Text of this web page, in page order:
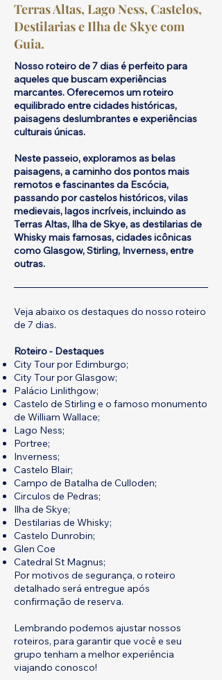
Terras Altas, Lago Ness, Castelos,
Destilarias e Ilha de Skye com
Guia.
Nosso roteiro de 7 dias é perfeito para
aqueles que buscam experiências
marcantes. Oferecemos um roteiro
equilibrado entre cidades históricas,
paisagens deslumbrantes e experiências
culturais únicas.
Neste passeio, exploramos as belas
paisagens, a caminho dos pontos mais
remotos e fascinantes da Escócia,
passando por castelos históricos, vilas
medievais, lagos incríveis, incluindo as
Terras Altas, Ilha de Skye, as destilarias de
Whisky mais famosas, cidades icônicas
como Glasgow, Stirling, Inverness, entre
outras.
Veja abaixo os destaques do nosso roteiro
de 7 dias.
Roteiro - Destaques
City Tour por Edimburgo;
City Tour por Glasgow;
Palácio Linlithgow;
Castelo de Stirling e o famoso monumento
de William Wallace;
Lago Ness;
Portree;
Inverness;
Castelo Blair;
Campo de Batalha de Culloden;
Circulos de Pedras;
Ilha de Skye;
Destilarias de Whisky;
Castelo Dunrobin;
Glen Coe
Catedral St Magnus;
Por motivos de segurança, o roteiro
detalhado será entregue após
confirmação de reserva.
Lembrando podemos ajustar nossos
roteiros, para garantir que você e seu
grupo tenham a melhor experiência
viajando conosco!